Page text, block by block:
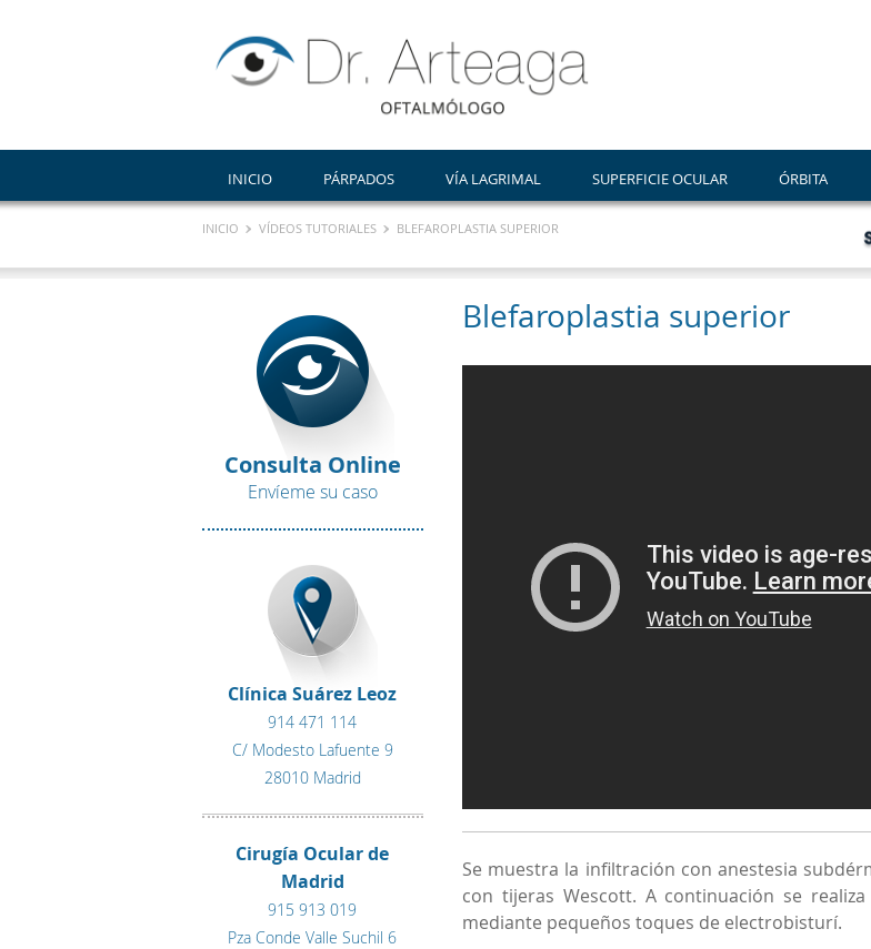
INICIO PÁRPADOS VÍA LAGRIMAL SUPERFICIE OCULAR ÓRBITA
INICIO VÍDEOS TUTORIALES BLEFAROPLASTIA SUPERIOR
Consulta Online
Envíeme su caso
Clínica Suárez Leoz
914 471 114
C/ Modesto Lafuente 9
28010 Madrid
Cirugía Ocular de
Madrid
915 913 019
Pza Conde Valle Suchil 6
Blefaroplastia superior
Se muestra la infiltración con anestesia
con tijeras Wescott. A continuación se
mediante pequeños toques de electrobisturí.